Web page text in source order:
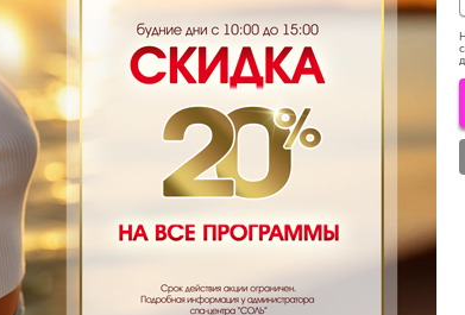
и солей,
для
дает
освобождает
мышцы,